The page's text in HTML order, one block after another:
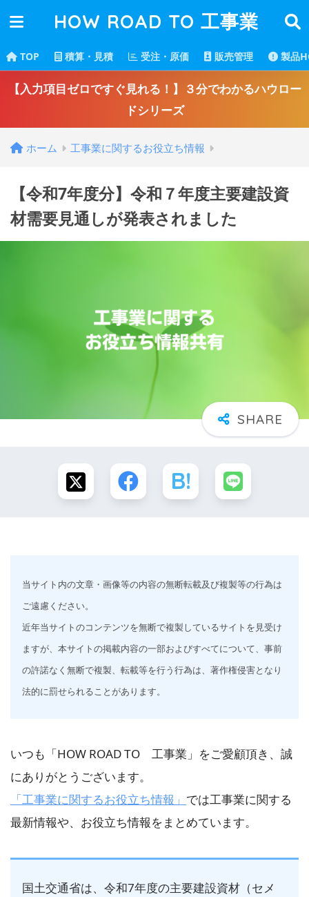
HOW ROAD TO 工事業
TOP 積算・見積 受注・原価 販売管理 製品
【入力項目ゼロですぐ見れる！】３分でわかるハウロー
ドシリーズ
ホーム 工事業に関するお役立ち情報
【令和7年度分】令和７年度主要建設資
材需要見通しが発表されました
当サイト内の文章・画像等の内容の無断転載及び複製等の行為は
ご遠慮ください。
近年当サイトのコンテンツを無断で複製しているサイトを見受け
ますが、本サイトの掲載内容の一部およびすべてについて、事前
の許諾なく無断で複製、転載等を行う行為は、著作権侵害となり
法的に罰せられることがあります。
いつも「HOW ROAD TO 工事業」をご愛顧頂き、誠
にありがとうございます。
「工事業に関するお役立ち情報」 では工事業に関する
最新情報や、お役立ち情報をまとめています。
国土交通省は、令和7年度の主要建設資材（セメ